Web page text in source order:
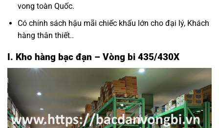
vong toàn Quốc.
Có chính sách hậu mãi chiếc khấu lớn cho đại lý, Khách
hàng thân thiết..
I. Kho hàng bạc đạn – Vòng bi 435/430X